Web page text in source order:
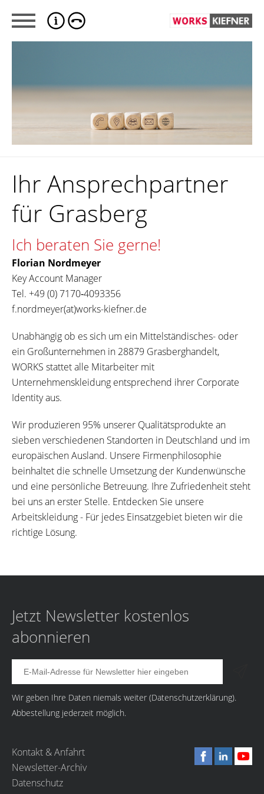
Ihr Ansprechpartner
für Grasberg
Ich beraten Sie gerne!
Florian Nordmeyer
Key Account Manager
Tel. +49 (0) 7170‐4093356
f.nordmeyer(at)works-kiefner.de
Unabhängig ob es sich um ein Mittelständisches- oder
ein Großunternehmen in 28879 Grasberghandelt,
WORKS stattet alle Mitarbeiter mit
Unternehmenskleidung entsprechend ihrer Corporate
Identity aus.
Wir produzieren 95% unserer Qualitätsprodukte an
sieben verschiedenen Standorten in Deutschland und im
europäischen Ausland. Unsere Firmenphilosophie
beinhaltet die schnelle Umsetzung der Kundenwünsche
und eine persönliche Betreuung. Ihre Zufriedenheit steht
bei uns an erster Stelle. Entdecken Sie unsere
Arbeitskleidung - Für jedes Einsatzgebiet bieten wir die
richtige Lösung.
Jetzt Newsletter kostenlos
abonnieren
Wir geben Ihre Daten niemals weiter (Datenschutzerklärung).
Abbestellung jederzeit möglich.
Kontakt & Anfahrt
Newsletter-Archiv
Datenschutz